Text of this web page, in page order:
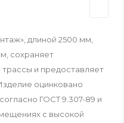
длиной 2500 мм,
сохраняет
и предоставляет
оцинковано
ГОСТ 9.307-89 и
с высокой